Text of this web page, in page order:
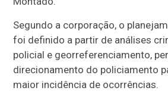
Segundo a corporação, o
foi definido a partir de análises
policial e georreferenciamento,
direcionamento do policiamento
maior incidência de ocorrências.